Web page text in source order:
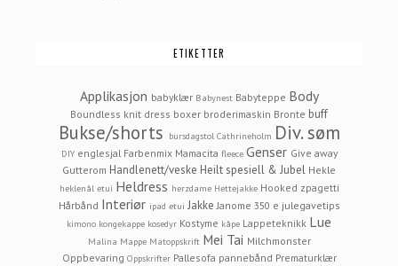
ETIKETTER
Applikasjon babyklær Babynest Babyteppe Body
Boundless knit dress boxer broderimaskin Bronte buff
Bukse/shorts bursdagstol Cathrineholm Div. søm
DIY englesjal Farbenmix Mamacita fleece Genser Give away
Gutterom Handlenett/veske Heilt spesiell & Jubel Hekle
heklenål etui Heldress herzdame Hettejakke Hooked zpagetti
Hårbånd Interiør ipad etui Jakke Janome 350 e julegavetips
kimono kongekappe kosedyr Kostyme kåpe Lappeteknikk Lue
Malina Mappe Matoppskrift Mei Tai Milchmonster
Oppbevaring Oppskrifter Pallesofa pannebånd Prematurklær